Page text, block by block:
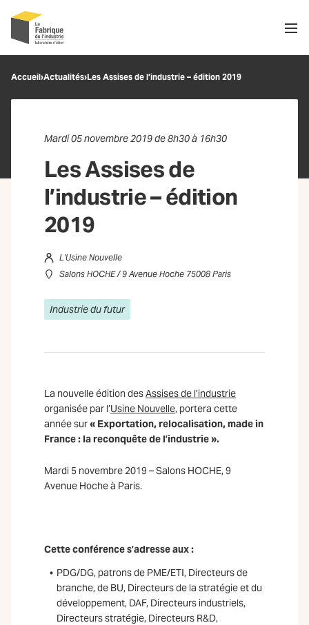
Recherche
Accueil›Actualités›Les Assises de l’industrie – édition 2019
Mardi 05 novembre 2019 de 8h30 à 16h30
Les Assises de
l’industrie – édition
2019
L'Usine Nouvelle
Salons HOCHE / 9 Avenue Hoche 75008 Paris
Industrie du futur
La nouvelle édition desAssises de l’industrie
organisée par l’Usine Nouvelle, portera cette
année sur« Exportation, relocalisation, made in
France : la reconquête de l’industrie ».
Mardi 5 novembre 2019 – Salons HOCHE,9
Avenue Hoche à Paris.
Cette conférence s’adresse aux :
PDG/DG, patrons de PME/ETI, Directeurs de
branche, de BU, Directeurs de la stratégie et du
développement, DAF, Directeurs industriels,
Directeurs stratégie, Directeurs R&D,